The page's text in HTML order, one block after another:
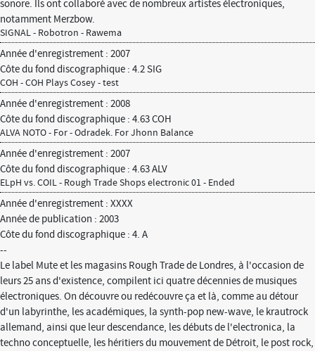
sonore. Ils ont collaboré avec de nombreux artistes électroniques,
notamment Merzbow.
SIGNAL - Robotron - Rawema
Année d'enregistrement : 2007
Côte du fond discographique : 4.2 SIG
COH - COH Plays Cosey - test
Année d'enregistrement : 2008
Côte du fond discographique : 4.63 COH
ALVA NOTO - For - Odradek. For Jhonn Balance
Année d'enregistrement : 2007
Côte du fond discographique : 4.63 ALV
ELpH vs. COIL - Rough Trade Shops electronic 01 - Ended
Année d'enregistrement : XXXX
Année de publication : 2003
Côte du fond discographique : 4. A
--
Le label Mute et les magasins Rough Trade de Londres, à l'occasion de
leurs 25 ans d'existence, compilent ici quatre décennies de musiques
électroniques. On découvre ou redécouvre ça et là, comme au détour
d'un labyrinthe, les académiques, la synth-pop new-wave, le krautrock
allemand, ainsi que leur descendance, les débuts de l'electronica, la
techno conceptuelle, les héritiers du mouvement de Détroit, le post rock,